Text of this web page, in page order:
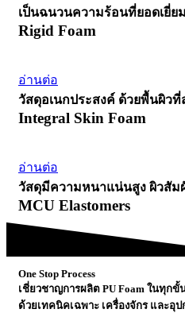
เป็นฉนวนความร้อนที่ยอดเยี่ย
Rigid Foam
อ่านต่อ
วัสดุอเนกประสงค์ ด้วยพื้นผิว
Integral Skin Foam
อ่านต่อ
วัสดุมีความหนาแน่นสูง ผิวสัม
MCU Elastomers
One Stop Process
เชี่ยวชาญการผลิต PU Foam ในทุกขั้
ด้วยเทคนิคเฉพาะ เครื่องจักร และ